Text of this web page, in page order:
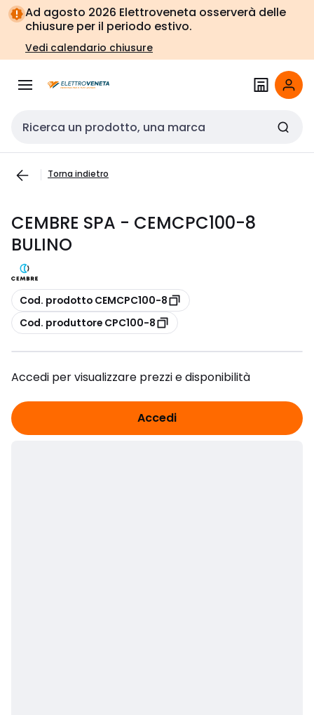
Vai alla
navigazione
Vai
alla
pagina
Ad agosto 2026 Elettroveneta osserverà delle
chiusure per il periodo estivo.
Vedi calendario chiusure
Cerca input
Torna indietro
CEMBRE SPA - CEMCPC100-8
BULINO
copia
Cod. prodotto CEMCPC100-8
copia
Cod. produttore CPC100-8
Accedi per visualizzare prezzi e disponibilità
Accedi